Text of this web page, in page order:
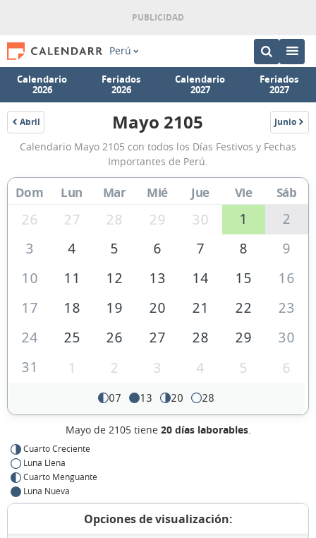
Perú
Calendario
2026
Feriados
2026
Calendario
2027
Feriados
2027
Abril
2105
Calendario
Mayo
2105
de
Perú
Mayo 2105 Junio
2105
Calendario Mayo 2105 con todos los Días Festivos y Fechas
Importantes de Perú.
Dom Lun Mar Mié Jue Vie Sáb
26 27 28 29 30 1
2
3
4 5 6 7 8
9
10
11 12 13 14 15
16
17
18 19 20 21 22
23
24
25 26 27 28 29
30
31
1 2 3 4 5 6
07 13 20 28
Mayo de 2105 tiene 20 días laborables.
Cuarto Creciente
Luna Llena
Cuarto Menguante
Luna Nueva
Opciones de visualización: